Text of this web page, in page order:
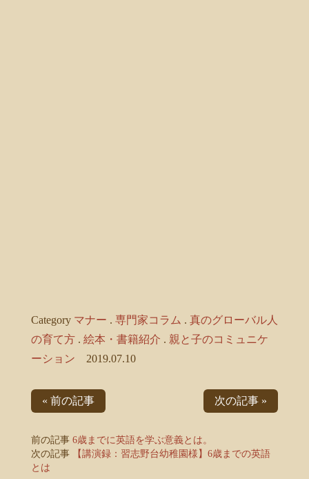
Category マナー . 専門家コラム . 真のグローバル人
の育て方 . 絵本・書籍紹介 . 親と子のコミュニケ
ーション 2019.07.10
« 前の記事 次の記事 »
前の記事 6歳までに英語を学ぶ意義とは。
次の記事
【講演録：習志野台幼稚園様】6歳までの英語
とは